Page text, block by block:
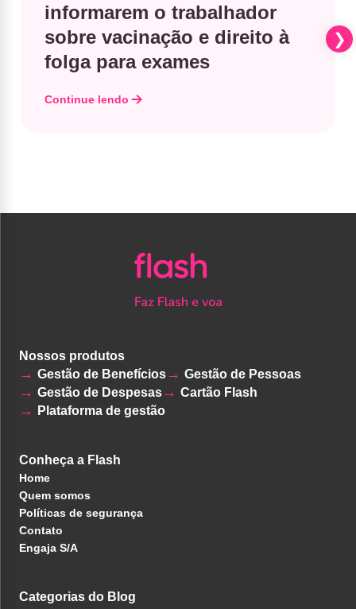
informarem o trabalhador
sobre vacinação e direito à
folga para exames
Continue lendo
Nossos produtos
Gestão de Benefícios
Gestão de Pessoas
Gestão de Despesas
Cartão Flash
Plataforma de gestão
Conheça a Flash
Home
Quem somos
Políticas de segurança
Contato
Engaja S/A
Categorias do Blog